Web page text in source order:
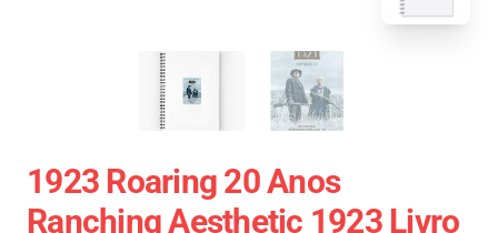
1923 Roaring 20 Anos
Ranching Aesthetic 1923 Livro